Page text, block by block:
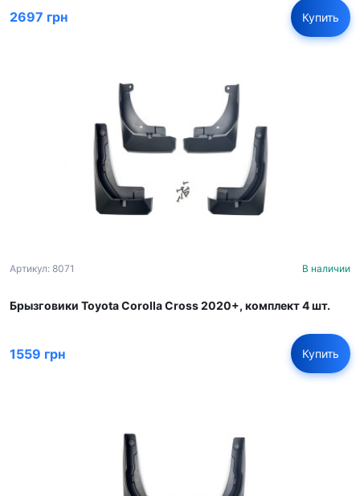
2697 грн Купить
Артикул: 8071 В наличии
Брызговики Toyota Corolla Cross 2020+, комплект 4 шт.
1559 грн Купить